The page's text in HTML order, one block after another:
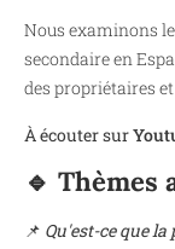
Nous examinons
secondaire en
des propriétaires
À écouter surY
🔹 Thèmes
📌 Qu'est-ce que